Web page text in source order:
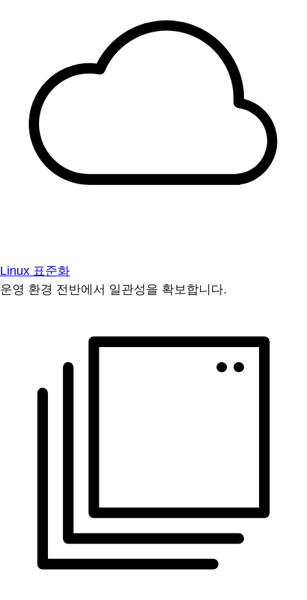
Linux 표준화
운영 환경 전반에서 일관성을 확보합니다.